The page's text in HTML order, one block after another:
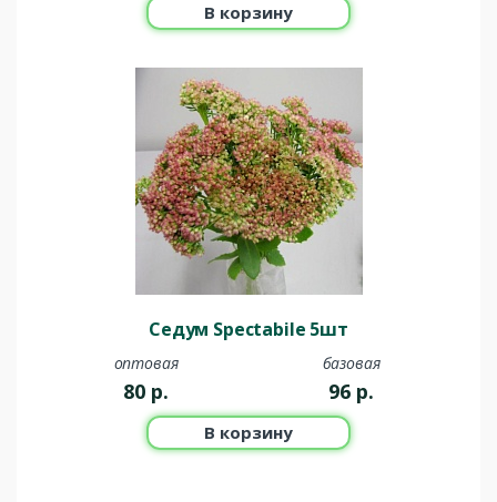
В корзину
Седум Spectabile 5шт
оптовая
80 р.
базовая
96 р.
В корзину